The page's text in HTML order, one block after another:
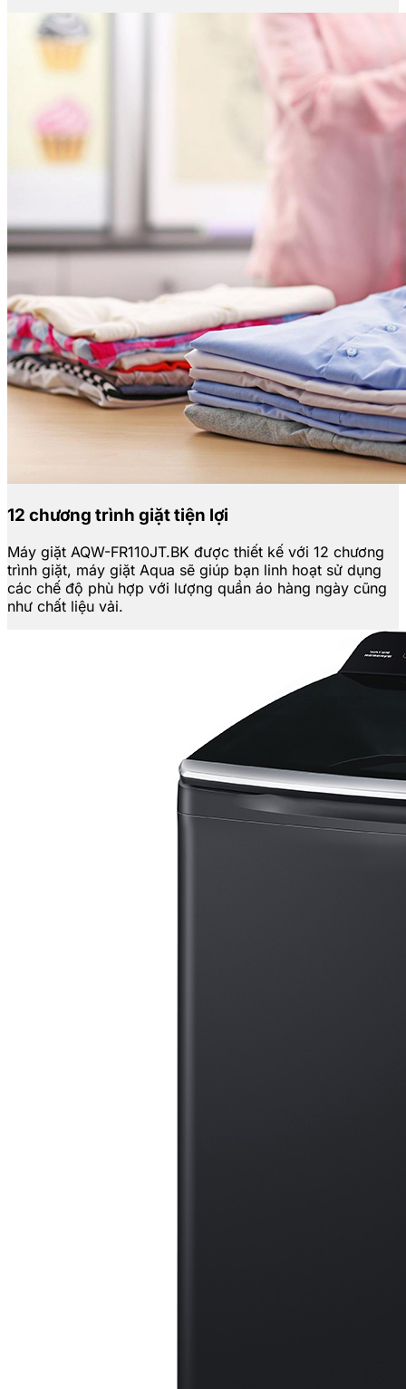
12 chương trình giặt tiện lợi
Máy giặt AQW-FR110JT.BK được thiết kế với 12 chương
trình giặt, máy giặt Aqua sẽ giúp bạn linh hoạt sử dụng
các chế độ phù hợp với lượng quần áo hàng ngày cũng
như chất liệu vải.